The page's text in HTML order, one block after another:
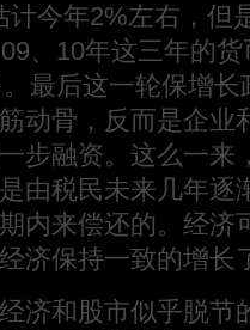
计今年2%左右，但
、10年这三年的
最后这一轮保增
动骨，反而是企业
步融资。这么一来
由税民未来几年逐
内来偿还的。经济
济保持一致的增长
和股市似乎脱节